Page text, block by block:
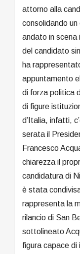
attorno alla
consolidando
andato in scena
del candidato
ha
appuntamento
di forza politica
di figure
d’Italia, infatti,
serata il
Francesco
chiarezza il
candidatura di
è stata
rappresenta la
rilancio di San
sottolineato
figura capace di